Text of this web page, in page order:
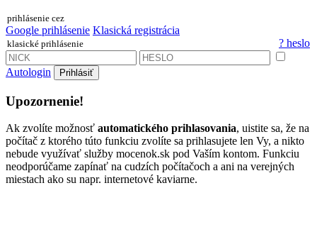
prihlásenie cez
Google prihlásenie Klasická registrácia
klasické prihlásenie ? heslo
Autologin Prihlásiť
Upozornenie!
Ak zvolíte možnosť automatického prihlasovania, uistite sa, že na
počítač z ktorého túto funkciu zvolíte sa prihlasujete len Vy, a nikto
nebude využívať služby mocenok.sk pod Vaším kontom. Funkciu
neodporúčame zapínať na cudzích počítačoch a ani na verejných
miestach ako su napr. internetové kaviarne.